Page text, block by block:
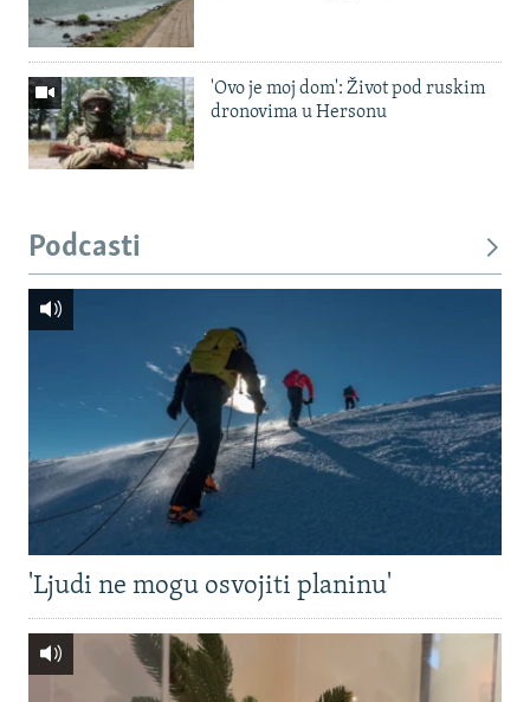
'Ovo je moj dom': Život pod ruskim
dronovima u Hersonu
Podcasti
'Ljudi ne mogu osvojiti planinu'